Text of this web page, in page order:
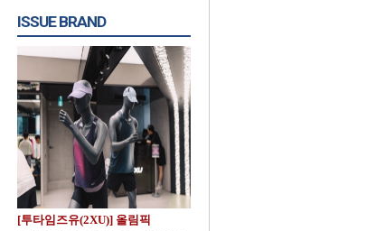
ISSUE BRAND
[투타임즈유(2XU)] 올림픽